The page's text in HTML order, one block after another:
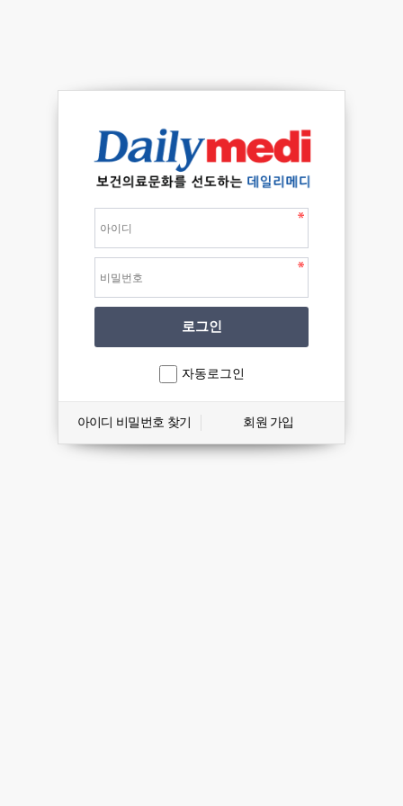
자동로그인
아이디 비밀번호 찾기 회원 가입